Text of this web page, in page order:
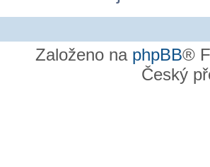
Založeno na phpBB®
Český